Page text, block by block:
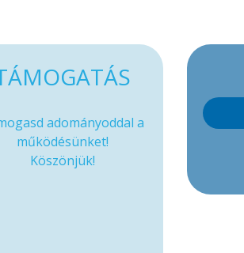
adományoddal a
működésünket!
Köszönjük!